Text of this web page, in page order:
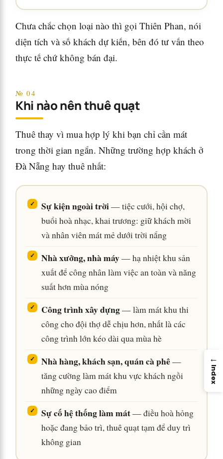
Chưa chắc chọn loại nào thì gọi Thiên Phan, nói
diện tích và số khách dự kiến, bên đó tư vấn theo
thực tế chứ không bán đại.
№ 04
Khi nào nên thuê quạt
Thuê thay vì mua hợp lý khi bạn chỉ cần mát
trong thời gian ngắn. Những trường hợp khách ở
Đà Nẵng hay thuê nhất:
Sự kiện ngoài trời— tiệc cưới, hội chợ,
buổi hoà nhạc, khai trương: giữ khách mời
và nhân viên mát mẻ dưới trời nắng
Nhà xưởng, nhà máy— hạ nhiệt khu sản
xuất để công nhân làm việc an toàn và năng
suất hơn mùa nóng
Công trình xây dựng— làm mát khu thi
công cho đội thợ dễ chịu hơn, nhất là các
công trình lớn kéo dài qua mùa hè
Nhà hàng, khách sạn, quán cà phê—
tăng cường làm mát khu vực khách ngồi
những ngày cao điểm
Sự cố hệ thống làm mát— điều hoà hỏng
hoặc đang bảo trì, thuê quạt tạm để duy trì
không gian
→
Index